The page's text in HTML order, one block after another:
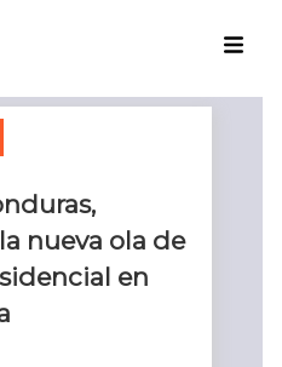
nueva ola de
en